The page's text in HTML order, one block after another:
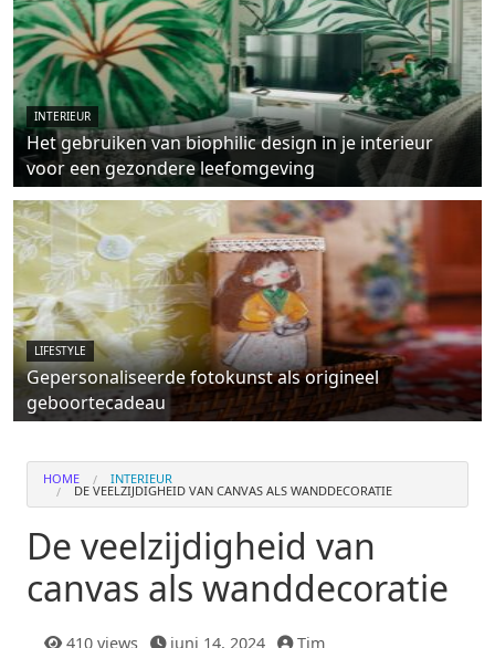
INTERIEUR
Het gebruiken van biophilic design in je interieur
voor een gezondere leefomgeving
LIFESTYLE
Gepersonaliseerde fotokunst als origineel
geboortecadeau
HOME INTERIEUR
DE VEELZIJDIGHEID VAN CANVAS ALS WANDDECORATIE
De veelzijdigheid van
canvas als wanddecoratie
410 views juni 14, 2024 Tim